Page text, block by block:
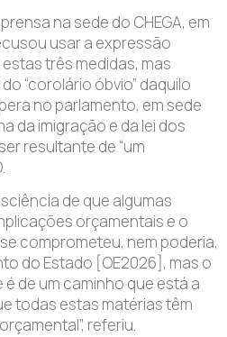
na sede do CHEGA, em
usar a expressão
estas três medidas, mas
“corolário óbvio” daquilo
no parlamento, em sede
da imigração e da lei dos
resultante de “um
de que algumas
orçamentais e o
comprometeu, nem poderia,
do Estado [OE2026], mas o
de um caminho que está a
todas estas matérias têm
referiu.